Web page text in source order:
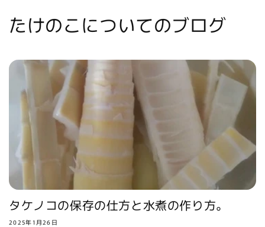
たけのこについてのブログ
タケノコの保存の仕方と水煮の作り方。
2025年1月26日